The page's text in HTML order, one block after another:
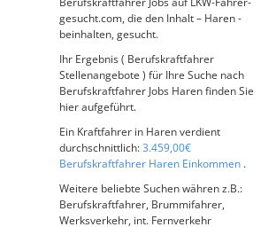
gesucht.com, die den Inhalt – Haren -
beinhalten, gesucht.
Ihr Ergebnis ( Berufskraftfahrer
Stellenangebote ) für Ihre Suche nach
Berufskraftfahrer Jobs Haren finden Sie
hier aufgeführt.
Ein Kraftfahrer in Haren verdient
durchschnittlich:3.459,00€
Berufskraftfahrer Haren Einkommen .
Weitere beliebte Suchen währen z.B.:
Berufskraftfahrer, Brummifahrer,
Werksverkehr, int. Fernverkehr